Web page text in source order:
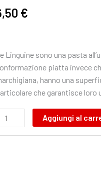
€
Linguine sono una pasta
piatta invece
hanno una
che garantisce loro
Aggiungi al